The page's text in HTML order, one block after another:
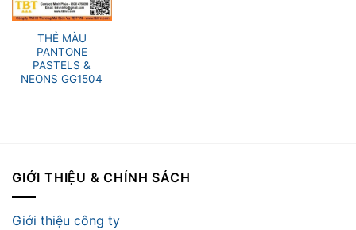
THẺ MÀU
PANTONE
PASTELS &
NEONS GG1504
GIỚI THIỆU & CHÍNH SÁCH
Giới thiệu công ty